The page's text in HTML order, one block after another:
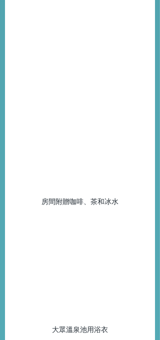
房間附贈咖啡、茶和冰水
大眾溫泉池用浴衣